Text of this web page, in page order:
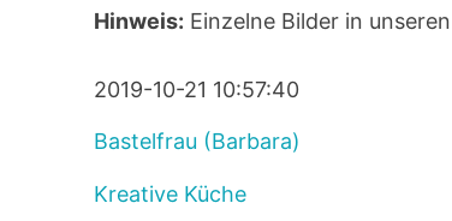
Hinweis: Einzelne Bilder in
2019-10-21 10:57:40
Bastelfrau (Barbara)
Kreative Küche